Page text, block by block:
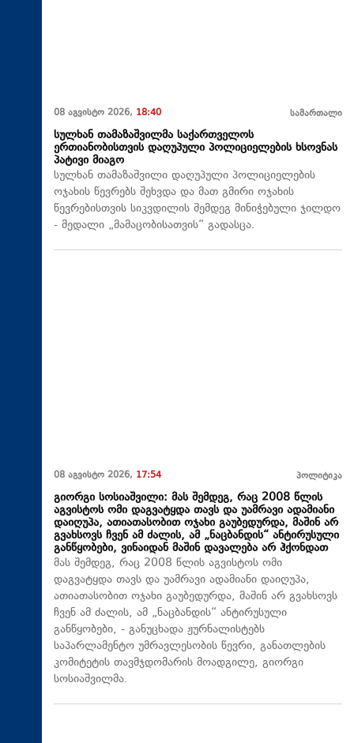
08 აგვისტო 2026, 18:40 სამართალი
სულხან თამაზაშვილმა საქართველოს
ერთიანობისთვის დაღუპული პოლიციელების ხსოვნას
პატივი მიაგო
სულხან თამაზაშვილი დაღუპული პოლიციელების
ოჯახის წევრებს შეხვდა და მათ გმირი ოჯახის
წევრებისთვის სიკვდილის შემდეგ მინიჭებული ჯილდო
- მედალი „მამაცობისათვის“ გადასცა.
08 აგვისტო 2026, 17:54 პოლიტიკა
გიორგი სოსიაშვილი: მას შემდეგ, რაც 2008 წლის
აგვისტოს ომი დაგვატყდა თავს და უამრავი ადამიანი
დაიღუპა, ათიათასობით ოჯახი გაუბედურდა, მაშინ არ
გვახსოვს ჩვენ ამ ძალის, ამ „ნაცბანდის“ ანტირუსული
განწყობები, ვინაიდან მაშინ დავალება არ ჰქონდათ
მას შემდეგ, რაც 2008 წლის აგვისტოს ომი
დაგვატყდა თავს და უამრავი ადამიანი დაიღუპა,
ათიათასობით ოჯახი გაუბედურდა, მაშინ არ გვახსოვს
ჩვენ ამ ძალის, ამ „ნაცბანდის“ ანტირუსული
განწყობები, - განუცხადა ჟურნალისტებს
საპარლამენტო უმრავლესობის წევრი, განათლების
კომიტეტის თავმჯდომარის მოადგილე, გიორგი
სოსიაშვილმა.